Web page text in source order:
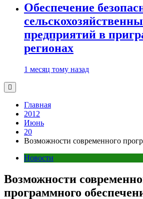
Обеспечение
предприятий в
регионах
1 месяц тому назад
Главная
2012
Июнь
20
Возможности современного
Новости
Возможности
программного